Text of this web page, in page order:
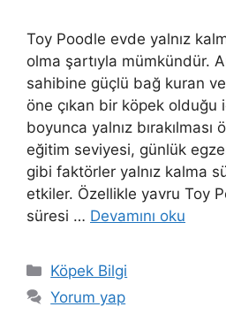
Toy Poodle evde yalnız
olma şartıyla mümkündür.
sahibine güçlü bağ kuran ve
öne çıkan bir köpek olduğu
boyunca yalnız bırakılması
eğitim seviyesi, günlük
gibi faktörler yalnız kalma
etkiler. Özellikle yavru Toy
süresi … Devamını oku
Kategoriler
Köpek Bilgi
Yorum yap